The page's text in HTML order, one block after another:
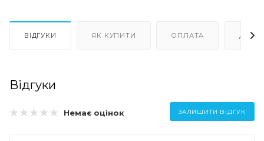
ВІДГУКИ ЯК КУПИТИ ОПЛАТА
Відгуки
Немає оцінок ЗАЛИШИТИ ВІДГУК